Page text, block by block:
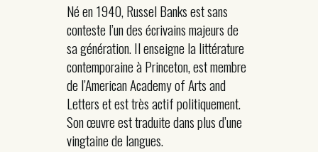
Né en 1940, Russel Banks est sans
conteste l’un des écrivains majeurs de
sa génération. Il enseigne la littérature
contemporaine à Princeton, est membre
de l’American Academy of Arts and
Letters et est très actif politiquement.
Son œuvre est traduite dans plus d’une
vingtaine de langues.